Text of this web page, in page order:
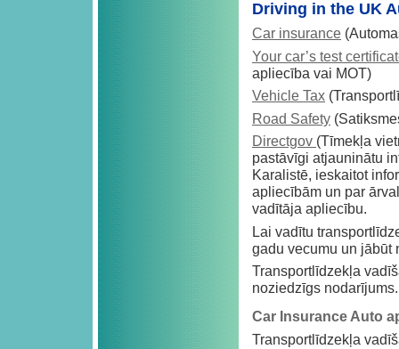
Driving in the UK
Car insurance
Your car’s test
apliecība vai MOT)
Vehicle Tax
Road Safety
Directgov (Tīmekļa
pastāvīgi atjauninātu
Karalistē, ieskaitot
apliecībām un par
vadītāja apliecību.
Lai vadītu
gadu vecumu un jābūt
Transportlīdzekļa
noziedzīgs nodarījums.
Car Insurance Auto
Transportlīdzekļa